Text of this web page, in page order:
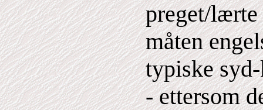
preget/lærte
måten
typiske
- ettersom